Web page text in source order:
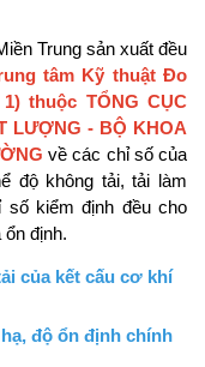
Trung sản xuất đều
tâm Kỹ thuật Đo
thuộc TỔNG CỤC
LƯỢNG - BỘ KHOA
về các chỉ số của
độ không tải, tải làm
kiểm định đều cho
định.
của kết cấu cơ khí
độ ổn định chính